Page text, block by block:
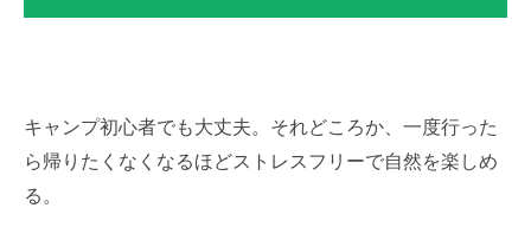
キャンプ初心者でも大丈夫。それどころか、一度行った
ら帰りたくなくなるほどストレスフリーで自然を楽しめ
る。